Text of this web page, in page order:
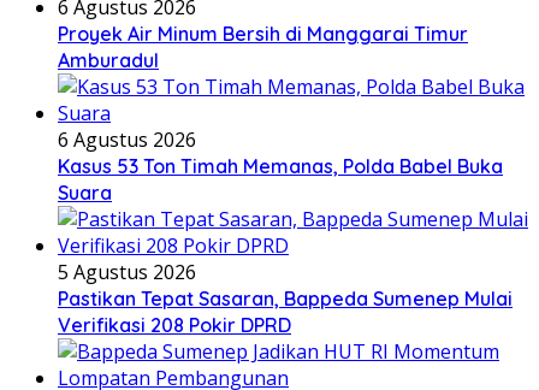
6 Agustus 2026
Proyek Air Minum Bersih di Manggarai Timur
Amburadul
6 Agustus 2026
Kasus 53 Ton Timah Memanas, Polda Babel Buka
Suara
5 Agustus 2026
Pastikan Tepat Sasaran, Bappeda Sumenep Mulai
Verifikasi 208 Pokir DPRD